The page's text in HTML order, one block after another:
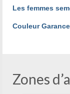
Les femmes
Couleur Garance
Zones